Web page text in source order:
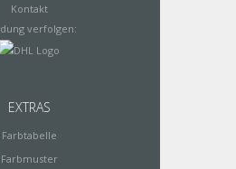
Kontakt
verfolgen:
EXTRAS
Farbtabelle
Farbmuster